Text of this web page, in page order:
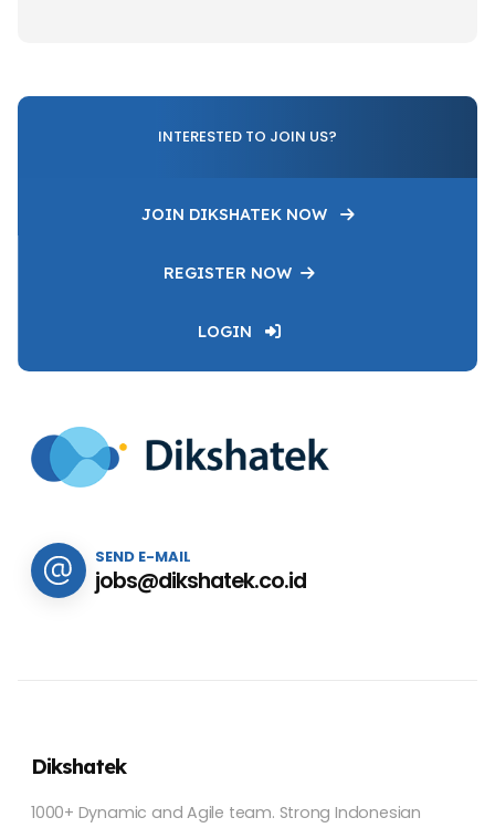
INTERESTED TO JOIN US?
JOIN DIKSHATEK NOW
REGISTER NOW
LOGIN
SEND E-MAIL
jobs@dikshatek.co.id
Dikshatek
1000+ Dynamic and Agile team. Strong Indonesian